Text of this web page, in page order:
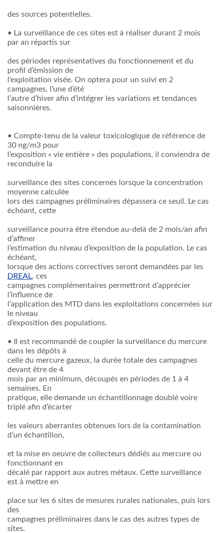
des sources potentielles.
• La surveillance de ces sites est à réaliser durant 2 mois
par an répartis sur
des périodes représentatives du fonctionnement et du
profil d’émission de
l’exploitation visée. On optera pour un suivi en 2
campagnes, l’une d’été
l’autre d’hiver afin d’intégrer les variations et tendances
saisonnières.
• Compte-tenu de la valeur toxicologique de référence de
30 ng/m3 pour
l’exposition « vie entière » des populations, il conviendra de
reconduire la
surveillance des sites concernés lorsque la concentration
moyenne calculée
lors des campagnes préliminaires dépassera ce seuil. Le cas
échéant, cette
surveillance pourra être étendue au-delà de 2 mois/an afin
d’affiner
l’estimation du niveau d’exposition de la population. Le cas
échéant,
lorsque des actions correctives seront demandées par les
DREAL, ces
campagnes complémentaires permettront d’apprécier
l’influence de
l’application des MTD dans les exploitations concernées sur
le niveau
d’exposition des populations.
• Il est recommandé de coupler la surveillance du mercure
dans les dépôts à
celle du mercure gazeux, la durée totale des campagnes
devant être de 4
mois par an minimum, découpés en périodes de 1 à 4
semaines. En
pratique, elle demande un échantillonnage doublé voire
triplé afin d’écarter
les valeurs aberrantes obtenues lors de la contamination
d’un échantillon,
et la mise en oeuvre de collecteurs dédiés au mercure ou
fonctionnant en
décalé par rapport aux autres métaux. Cette surveillance
est à mettre en
place sur les 6 sites de mesures rurales nationales, puis lors
des
campagnes préliminaires dans le cas des autres types de
sites.